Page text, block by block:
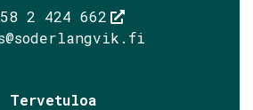
2 424 662
Tervetuloa